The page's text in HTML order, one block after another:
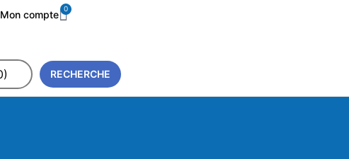
Mon compte 0
RECHERCHE